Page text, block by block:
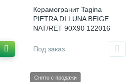
Керамогранит Tagina
PIETRA DI LUNA BEIGE
NAT/RET 90X90 122016
Под заказ
Снято с продажи